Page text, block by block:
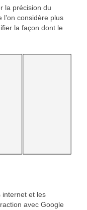
la précision du
l’on considère plus
la façon dont le
internet et les
avec Google